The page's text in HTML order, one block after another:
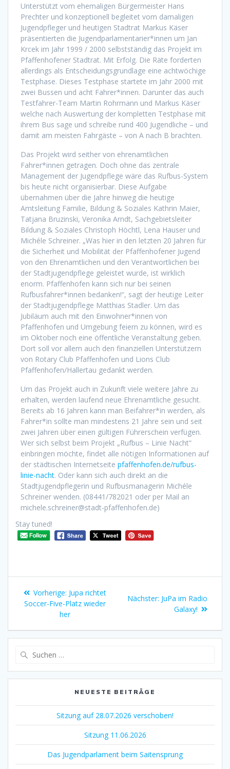
Unterstützt vom ehemaligen Bürgermeister Hans
Prechter und konzeptionell begleitet vom damaligen
Jugendpfleger und heutigen Stadtrat Markus Käser
präsentierten die Jugendparlamentarier*innen um Jan
Krcek im Jahr 1999 / 2000 selbstständig das Projekt im
Pfaffenhofener Stadtrat. Mit Erfolg. Die Räte forderten
allerdings als Entscheidungsgrundlage eine achtwöchige
Testphase. Dieses Testphase startete im Jahr 2000 mit
zwei Bussen und acht Fahrer*innen. Darunter das auch
Testfahrer-Team Martin Rohrmann und Markus Käser
welche nach Auswertung der kompletten Testphase mit
ihrem Bus sage und schreibe rund 400 Jugendliche – und
damit am meisten Fahrgäste – von A nach B brachten.
Das Projekt wird seither von ehrenamtlichen
Fahrer*innen getragen. Doch ohne das zentrale
Management der Jugendpflege wäre das Rufbus-System
bis heute nicht organisierbar. Diese Aufgabe
übernahmen über die Jahre hinweg die heutige
Amtsleitung Familie, Bildung & Soziales Kathrin Maier,
Tatjana Bruzinski, Veronika Arndt, Sachgebietsleiter
Bildung & Soziales Christoph Höchtl, Lena Hauser und
Michéle Schreiner. „Was hier in den letzten 20 Jahren für
die Sicherheit und Mobilität der Pfaffenhofener Jugend
von den Ehrenamtlichen und den Verantwortlichen bei
der Stadtjugendpflege geleistet wurde, ist wirklich
enorm. Pfaffenhofen kann sich nur bei seinen
Rufbusfahrer*innen bedanken!“, sagt der heutige Leiter
der Stadtjugendpflege Matthias Stadler. Um das
Jubiläum auch mit den Einwohner*innen von
Pfaffenhofen und Umgebung feiern zu können, wird es
im Oktober noch eine öffentliche Veranstaltung geben.
Dort soll vor allem auch den finanziellen Unterstützern
von Rotary Club Pfaffenhofen und Lions Club
Pfaffenhofen/Hallertau gedankt werden.
Um das Projekt auch in Zukunft viele weitere Jahre zu
erhalten, werden laufend neue Ehrenamtliche gesucht.
Bereits ab 16 Jahren kann man Beifahrer*in werden, als
Fahrer*in sollte man mindestens 21 Jahre sein und seit
zwei Jahren über einen gültigen Führerschein verfügen.
Wer sich selbst beim Projekt „Rufbus – Linie Nacht“
einbringen möchte, findet alle nötigen Informationen auf
der städtischen Internetseite pfaffenhofen.de/rufbus-
linie-nacht. Oder kann sich auch direkt an die
Stadtjugendpflegerin und Rufbusmanagerin Michéle
Schreiner wenden. (08441/782021 oder per Mail an
michele.schreiner@stadt-pfaffenhofen.de)
Stay tuned!
Vorherige: Jupa richtet
Soccer-Five-Platz wieder
her
Nächster: JuPa im Radio
Galaxy!
NEUESTE BEITRÄGE
Sitzung auf 28.07.2026 verschoben!
Sitzung 11.06.2026
Das Jugendparlament beim Saitensprung